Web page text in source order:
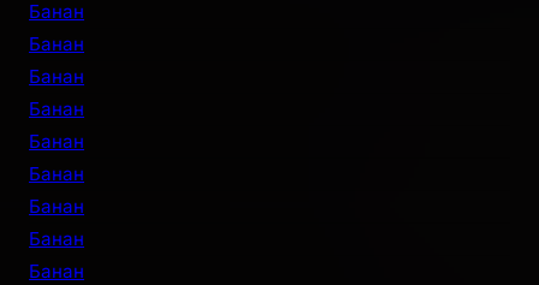
Банан
Банан
Банан
Банан
Банан
Банан
Банан
Банан
Банан